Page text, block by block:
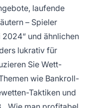
laufende
– Spieler
und ähnlichen
lukrativ für
Sie Wett-
wie Bankroll-
Taktiken und